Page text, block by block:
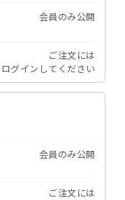
会員のみ公開
ご注文には
ログイン してください
会員のみ公開
ご注文には